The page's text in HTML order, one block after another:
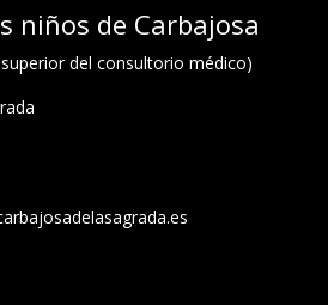
niños de Carbajosa
del consultorio médico)